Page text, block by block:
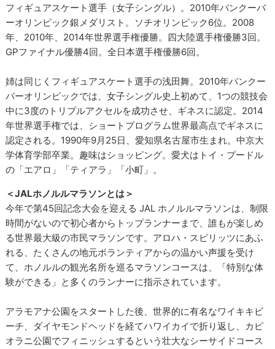
フィギュアスケート選手（女子シングル）。2010年バンクーバ
ーオリンピック銀メダリスト。ソチオリンピック6位。2008
年、2010年、2014年世界選手権優勝。四大陸選手権優勝3回。
GPファイナル優勝4回。全日本選手権優勝6回。
姉は同じくフィギュアスケート選手の浅田舞。2010年バンクー
バーオリンピックでは、女子シングル史上初めて、1つの競技会
中に3度のトリプルアクセルを成功させ、ギネスに認定。2014
年世界選手権では、ショートプログラム世界最高点でギネスに
認定される。1990年9月25日、愛知県名古屋市生まれ。中京大
学体育学部卒業。趣味はショッピング。愛犬はトイ・プードル
の「エアロ」「ティアラ」「小町」。
＜JALホノルルマラソンとは＞
今年で第45回記念大会を迎える JAL ホノルルマラソンは、制限
時間がないので初心者からトップランナーまで、誰もが楽しめ
る世界最大級の市民マラソンです。アロハ・スピリッツにあふ
れる、たくさんの地元ボランティアからの温かい声援を受け
て、ホノルルの観光名所を巡るマラソンコースは、「特別な体
験ができる」と多くのランナーに指示されています。
アラモアナ公園をスタートした後、世界的に有名なワイキキビ
ーチ、ダイヤモンドヘッドを経てハワイカイで折り返し、カピ
オラニ公園でフィニッシュするという壮大なシーサイドコース